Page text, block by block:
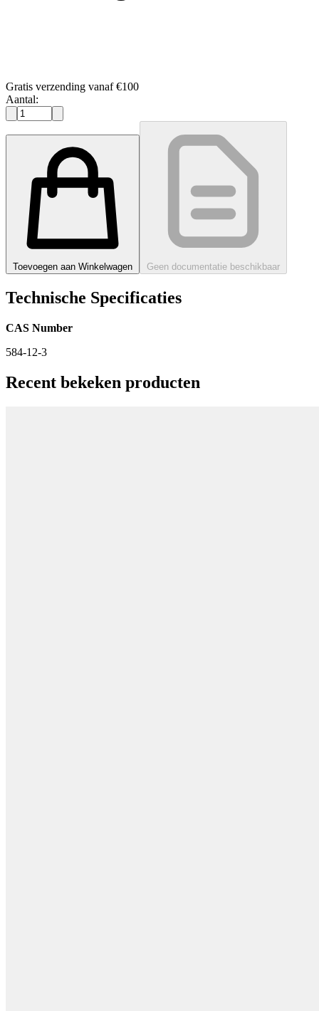
Gratis verzending vanaf €100
Aantal:
Toevoegen aan Winkelwagen Geen documentatie beschikbaar
Technische Specificaties
CAS Number
584-12-3
Recent bekeken producten